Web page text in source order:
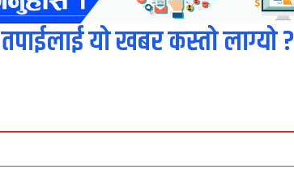
तपाईलाई यो खबर कस्तो लाग्यो ?